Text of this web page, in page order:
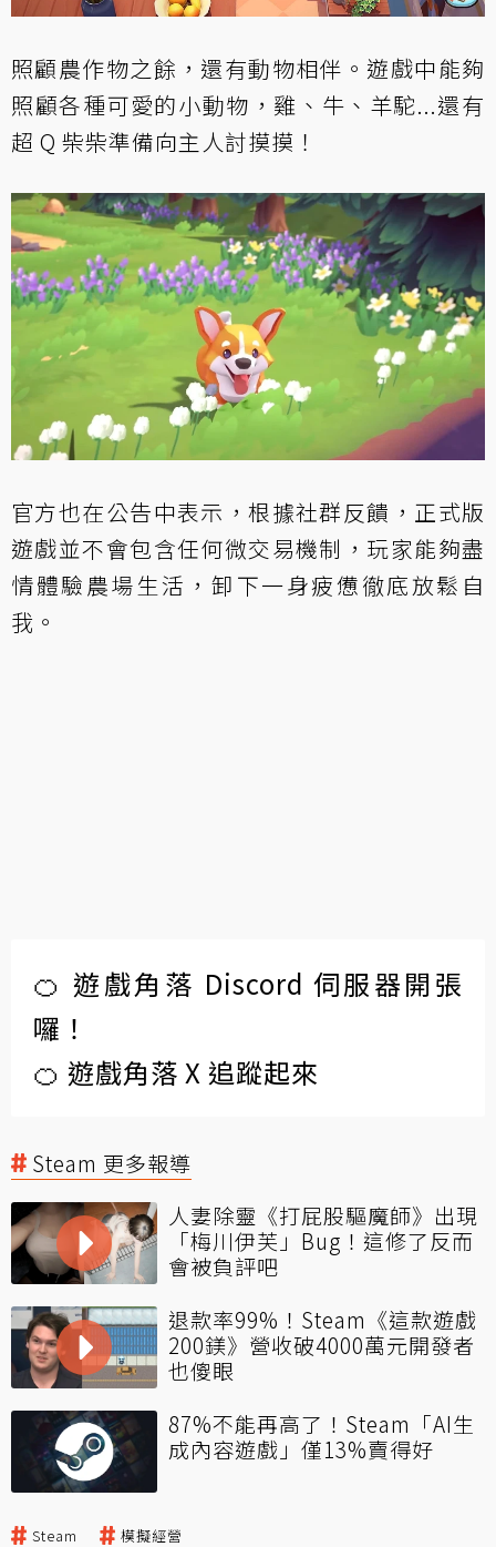
照顧農作物之餘，還有動物相伴。遊戲中能夠
照顧各種可愛的小動物，雞、牛、羊駝...還有
超 Q 柴柴準備向主人討摸摸！
官方也在公告中表示，根據社群反饋，正式版
遊戲並不會包含任何微交易機制，玩家能夠盡
情體驗農場生活，卸下一身疲憊徹底放鬆自
我。
🍊 遊戲角落 Discord 伺服器開張
囉！
🍊 遊戲角落 X 追蹤起來
Steam 更多報導
人妻除靈《打屁股驅魔師》出現
「梅川伊芙」Bug！這修了反而
會被負評吧
退款率99%！Steam《這款遊戲
200鎂》營收破4000萬元開發者
也傻眼
87%不能再高了！Steam「AI生
成內容遊戲」僅13%賣得好
Steam 模擬經營